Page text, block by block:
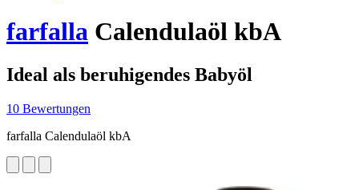
farfalla Calendulaöl kbA
Ideal als beruhigendes Babyöl
10 Bewertungen
farfalla Calendulaöl kbA